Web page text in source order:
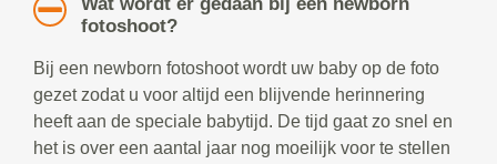
fotoshoot?
Bij een newborn fotoshoot wordt uw baby op de foto
gezet zodat u voor altijd een blijvende herinnering
heeft aan de speciale babytijd. De tijd gaat zo snel en
het is over een aantal jaar nog moeilijk voor te stellen